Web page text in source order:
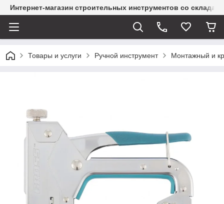
Интернет-магазин строительных инструментов со склада
Товары и услуги Ручной инструмент Монтажный и